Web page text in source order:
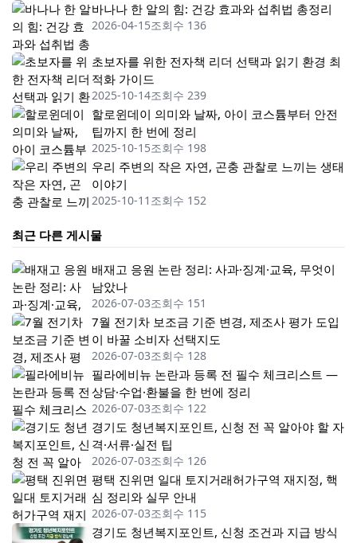
바나나 한 알의 힘: 건강 효과와 섭취법 총정리
2026-04-15조회수 136
초보자를 위한 전자책 리더 선택과 읽기 환경 최
적화 가이드
2025-10-14조회수 239
할로윈데이 의미와 날짜, 아이 코스튬부터 안전
팁까지 한 번에 정리
2025-10-15조회수 198
우리 주변의 작은 자연, 곤충 관찰로 느끼는 생태
이야기
2025-10-11 조회수 152
최근 다른 게시물
배재고 응원 논란 정리: 사과·징계·교육, 무엇이
남았나
2026-07-03조회수 151
7월 전기차 보조금 기준 변경, 제조사 평가 도입
이 바꿀 소비자 선택지도
2026-07-03조회수 128
필라에비뉴 논란과 등록 전 필수 체크리스트 —
상담·수업·환불을 한 번에 정리
2026-07-03조회수 122
경기도 청년복지포인트, 신청 전 꼭 알아야 할 자
격·서류·실전 팁
2026-07-03조회수 126
평택 진위면 일대 토지거래허가구역 재지정, 핵
심 정리와 실무 안내
2026-07-03조회수 115
경기도 청년복지포인트, 신청 조건과 지급 방식